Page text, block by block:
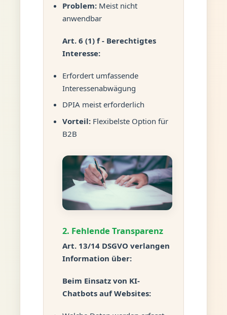
Problem: Meist nicht
anwendbar
Art. 6 (1) f - Berechtigtes
Interesse:
Erfordert umfassende
Interessenabwägung
DPIA meist erforderlich
Vorteil: Flexibelste Option für
B2B
2. Fehlende Transparenz
Art. 13/14 DSGVO verlangen
Information über:
Beim Einsatz von KI-
Chatbots auf Websites: